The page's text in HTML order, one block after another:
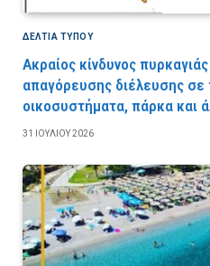
ΔΕΛΤΙΑ ΤΥΠΟΥ
Ακραίος κίνδυνος
απαγόρευσης διέλευσης σε
οικοσυστήματα, πάρκα και
31 ΙΟΥΛΊΟΥ 2026